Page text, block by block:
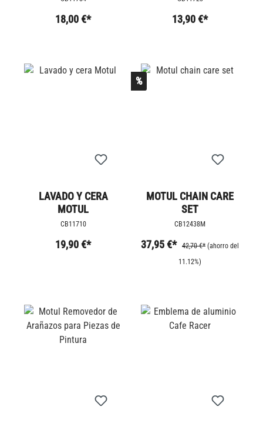
18,00 €* 13,90 €*
LAVADO Y CERA
MOTUL
CB11710
19,90 €*
%
MOTUL CHAIN CARE
SET
CB12438M
37,95 €* 42,70 €* (ahorro del
11.12%)